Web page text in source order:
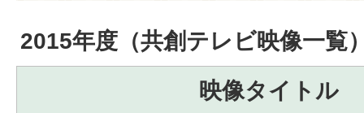
2015年度（共創テレビ映像一覧
映像タイトル